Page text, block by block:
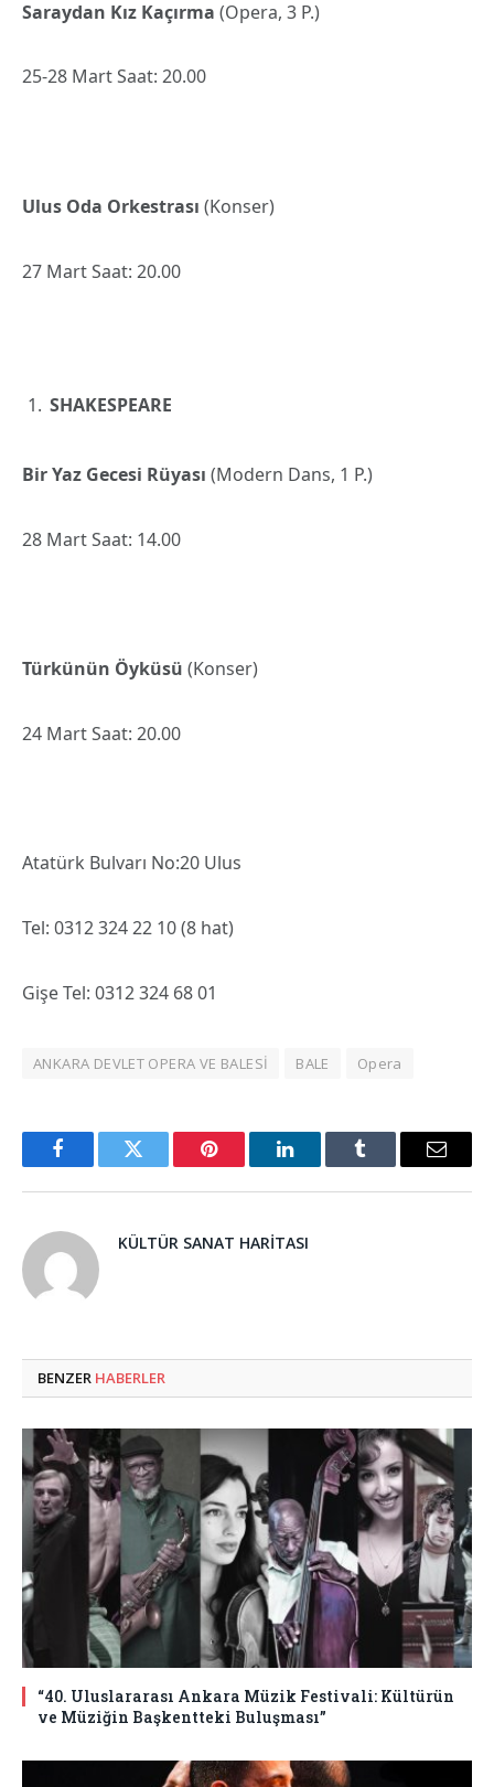
Saraydan Kız Kaçırma (Opera, 3 P.)
25-28 Mart Saat: 20.00
Ulus Oda Orkestrası (Konser)
27 Mart Saat: 20.00
SHAKESPEARE
Bir Yaz Gecesi Rüyası (Modern Dans, 1 P.)
28 Mart Saat: 14.00
Türkünün Öyküsü (Konser)
24 Mart Saat: 20.00
Atatürk Bulvarı No:20 Ulus
Tel: 0312 324 22 10 (8 hat)
Gişe Tel: 0312 324 68 01
ANKARA DEVLET OPERA VE BALESİ BALE Opera
FacebookTwitter Pinterest LinkedInTumblr Email
KÜLTÜR SANAT HARITASI
BENZER HABERLER
“40. Uluslararası Ankara Müzik Festivali: Kültürün
ve Müziğin Başkentteki Buluşması”